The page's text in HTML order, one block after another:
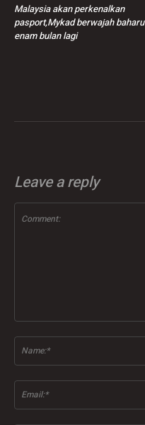
Malaysia akan perkenalkan
pasport,Mykad berwajah baharu
enam bulan lagi
Leave a reply